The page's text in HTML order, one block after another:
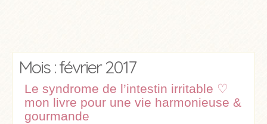
Mois : février 2017
Le syndrome de l’intestin irritable ♡
mon livre pour une vie harmonieuse &
gourmande